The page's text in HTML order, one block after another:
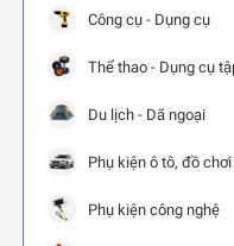
Công cụ - Dụng cụ
Thể thao - Dụng cụ
Du lịch - Dã ngoại
Phụ kiện ô tô, đồ
Phụ kiện công nghệ